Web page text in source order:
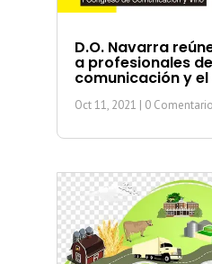
D.O. Navarra
a profesionales
comunicación y el
Oct 11, 2021 | 0 Comentario